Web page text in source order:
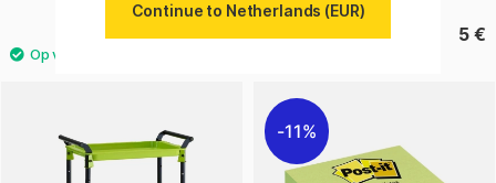
9.20 € 5 €
11%
Continue to Netherlands (EUR)